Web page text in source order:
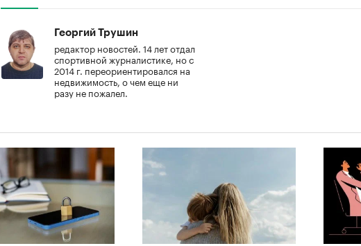
Георгий Трушин
редактор новостей. 14 лет отдал
спортивной журналистике, но с
2014 г. переориентировался на
недвижимость, о чем еще ни
разу не пожалел.